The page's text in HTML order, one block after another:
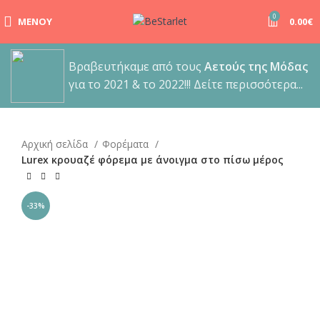
ΜΕΝΟΎ 0 0.00€
Βραβευτήκαμε από τους Αετούς της Μόδας
για το 2021 & το 2022!!! Δείτε περισσότερα...
Αρχική σελίδα
Φορέματα
Lurex κρουαζέ φόρεμα με άνοιγμα στο πίσω μέρος
-33%